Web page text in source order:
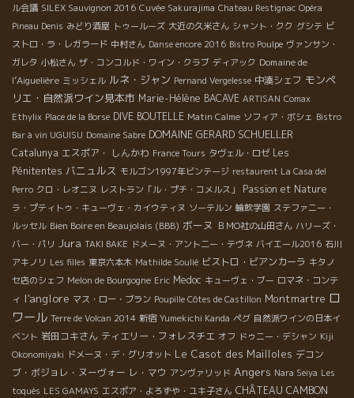
ル会議 SILEX Sauvignon 2016 Cuvée Sakurajima Chateau Restignac Opéra
Pineau Denis みどり酒屋 トゥールーズ 大近の久米さん シャント・クク グシテ ビ
ストロ・ラ・レガラード 中村さん Danse encore 2016 Bistro Poulpe ヴァンサン・
ガレタ 小松さん ザ・コンコルド・ワイン・クラブ ディアック Domaine de
l’Aiguelière ミッシェル ルネ・ジャン Pernand Vergelesse 中湊シェフ モンペ
リエ・自然派ワイン見本市 Marie-Hélène BACAVE ARTISAN Comax
Ethylix Place de la Borse DIVE BOUTELLE Matin Calme ソフィア・ボシェ Bistro
Bar à vin UGUISU Domaine Sabre DOMAINE GERARD SCHUELLER
Catalunya エスポア・ しんかわ France Tours タヴェル・ロゼ Les
Pénitentes バニュルス モルゴン1997年ビンテージ restaurent La Casa del
Perro クロ・レオニヌ レストラン「ル・プチ・コメルス」 Passion et Nature
ラ・プティトゥ・キューヴェ・カイウティヌ ソーテルン 輪飲学園 ステファニー・
ルッセル Bien Boire en Beaujolais (BBB) ボーヌ ＢＭО社の山田さん ハリーズ・
バー・パリ
Jura TAKI BAKE ドメーヌ・アント二ー・テヴネ バイエール2016 石川
アキノリ Les filles 東京六本木 Mathilde Soulié ビストロ・ビアンカーラ キタノ
セ店のシェフ Melon de Bourgogne Eric Medoc キューヴェ・ブー ロマネ・コンテ
ィ l'anglore マス・ロー・ブラン Poupille Côtes de Castillon Montmartre ロ
ワール Terre de Volcan 2014 新宿 Yumekichi Kanda ペグ 自然派ワインの日本イ
ベント 岩田コキさん ティエリー・フォレスチエ オフ ドゥニー・デシャン Kiji
Okonomiyaki ドメーヌ・デ・グリオット Le Casot des Mailloles デコン
ブ・ボジョレ・ヌーヴォー レ・マウ アンヴァリッド Angers Nara Seiya Les
toqués LES GAMAYS エスポア・よろずや・ユキ子さん CHÂTEAU CAMBON